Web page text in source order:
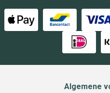
Algemene